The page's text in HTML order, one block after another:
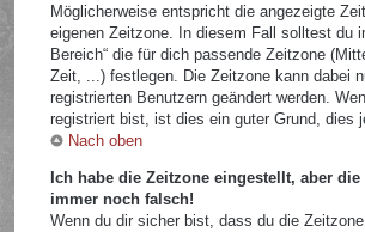
Möglicherweise entspricht die angezeigte
eigenen Zeitzone. In diesem Fall solltest du
Bereich“ die für dich passende Zeitzone
Zeit, ...) festlegen. Die Zeitzone kann dabei
registrierten Benutzern geändert werden.
registriert bist, ist dies ein guter Grund, dies
Nach oben
Ich habe die Zeitzone eingestellt, aber
immer noch falsch!
Wenn du dir sicher bist, dass du die